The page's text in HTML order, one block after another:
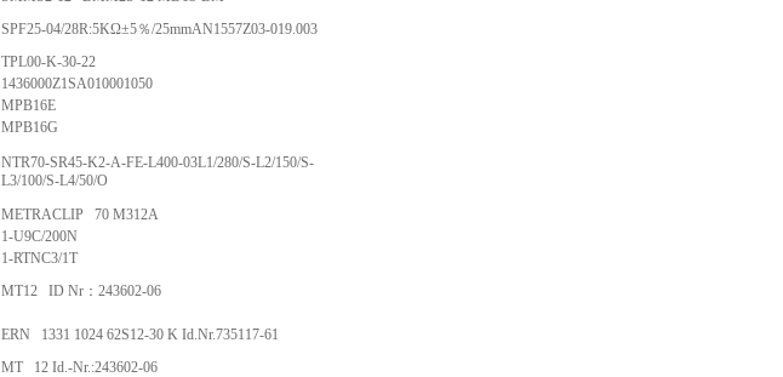
SPF25-04/28R:5KΩ±5％/25mmAN1557Z03-019.003
TPL00-K-30-22
1436000Z1SA010001050
MPB16E
MPB16G
NTR70-SR45-K2-A-FE-L400-03L1/280/S-L2/150/S-
L3/100/S-L4/50/O
METRACLIP 70 M312A
1-U9C/200N
1-RTNC3/1T
MT12 ID Nr：243602-06
ERN 1331 1024 62S12-30 K Id.Nr.735117-61
MT 12 Id.-Nr.:243602-06